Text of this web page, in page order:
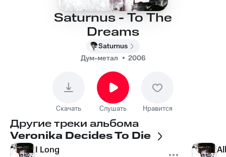
Saturnus - To The
Dreams
Saturnus
Дум-метал
2006
Скачать Слушать Нравится
Другие треки альбома
Veronika Decides To Die
I Long